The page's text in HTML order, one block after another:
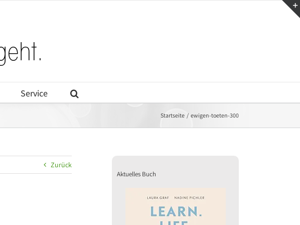
Service
Startseite ewigen-toeten-300
Zurück
Aktuelles Buch